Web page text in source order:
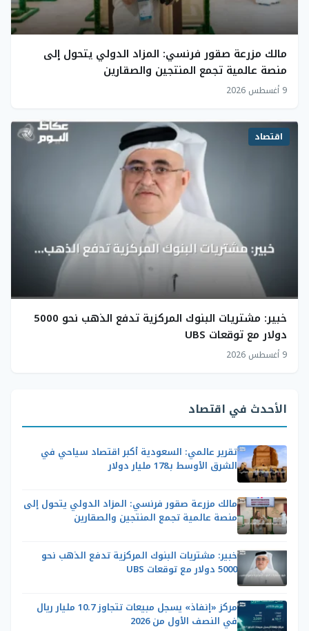
مالك مزرعة صقور فرنسي: المزاد الدولي يتحول إلى
منصة عالمية تجمع المنتجين والصقارين
9 أغسطس 2026
اقتصاد
خبير: مشتريات البنوك المركزية تدفع الذهب نحو 5000
دولار مع توقعات UBS
9 أغسطس 2026
الأحدث في اقتصاد
تقرير عالمي: السعودية أكبر اقتصاد سياحي في
الشرق الأوسط بـ178 مليار دولار
مالك مزرعة صقور فرنسي: المزاد الدولي يتحول إلى
منصة عالمية تجمع المنتجين والصقارين
خبير: مشتريات البنوك المركزية تدفع الذهب نحو
5000 دولار مع توقعات UBS
مركز «إنفاذ» يسجل مبيعات تتجاوز 10.7 مليار ريال
في النصف الأول من 2026